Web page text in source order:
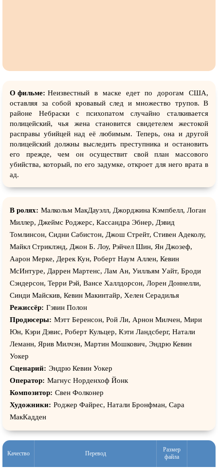
О фильме: Неизвестный в маске едет по дорогам США,
оставляя за собой кровавый след и множество трупов. В
районе Небраски с психопатом случайно сталкивается
полицейский, чья жена становится свидетелем жестокой
расправы убийцей над её любимым. Теперь, она и другой
полицейский должны выследить преступника и остановить
его прежде, чем он осуществит свой план массового
убийства, который, по его задумке, откроет для него врата в
ад.
В ролях: Малкольм МакДауэлл, Джорджина Кэмпбелл, Логан
Миллер, Джеймс Роджерс, Кассандра Эбнер, Дэвид
Томлинсон, Сидни Сабистон, Джош Стрейт, Стивен Адеколу,
Майкл Стриклэнд, Джон Б. Лоу, Рэйчел Шин, Ян Джозеф,
Аарон Мерке, Дерек Кун, Роберт Наум Аллен, Кевин
МcИнтyре, Даррен Мартенс, Лам Ан, Уилльям Уайт, Броди
Сэндерсон, Терри Рэй, Ванcе Халлдорсон, Лорен Доннелли,
Синди Майскив, Кевин Макинтайр, Хелен Серадилья
Режиссёр: Гэвин Полон
Продюсеры: Мэтт Беренсон, Рой Ли, Арнон Милчен, Мири
Юн, Кэри Дэвис, Роберт Кульцер, Кэти Ландсберг, Натали
Леманн, Ярив Милчэн, Мартин Мошкович, Эндрю Кевин
Уокер
Сценарий: Эндрю Кевин Уокер
Оператор: Магнус Норденхоф Йонк
Композитор: Свен Фолконер
Художники: Роджер Файрес, Натали Бронфман, Сара
МакКадден
Качество Перевод
Размер
файла